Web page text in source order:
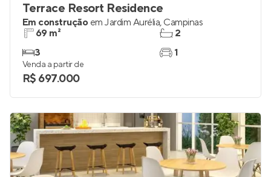
Terrace Resort Residence
Em construção em Jardim Aurélia, Campinas
69 m²
3
2
1
Venda a partir de
R$ 697.000